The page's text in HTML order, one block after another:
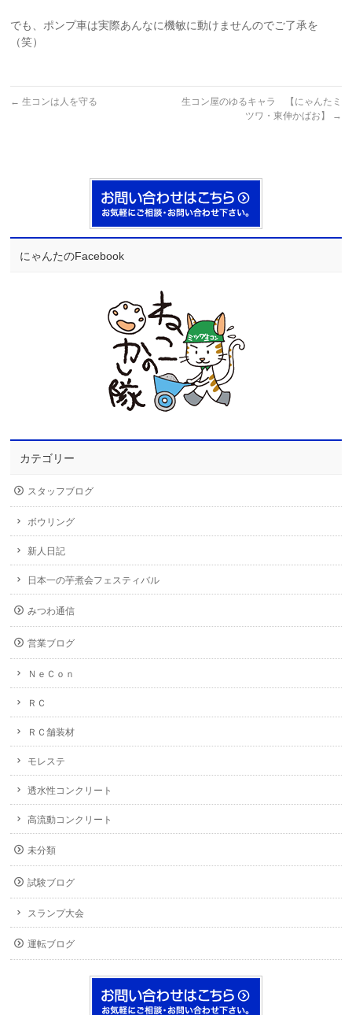
でも、ポンプ車は実際あんなに機敏に動けませんのでご了承を
（笑）
← 生コンは人を守る
生コン屋のゆるキャラ 【にゃんたミ
ツワ・東伸かばお】
→
にゃんたのFacebook
カテゴリー
スタッフブログ
ボウリング
新人日記
日本一の芋煮会フェスティバル
みつわ通信
営業ブログ
ＮｅＣｏｎ
ＲＣ
ＲＣ舗装材
モレステ
透水性コンクリート
高流動コンクリート
未分類
試験ブログ
スランプ大会
運転ブログ